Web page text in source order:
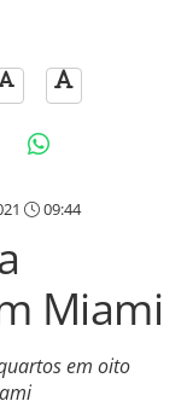
09:44
Miami
em oito